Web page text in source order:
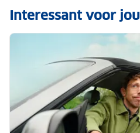
Interessant voor jou